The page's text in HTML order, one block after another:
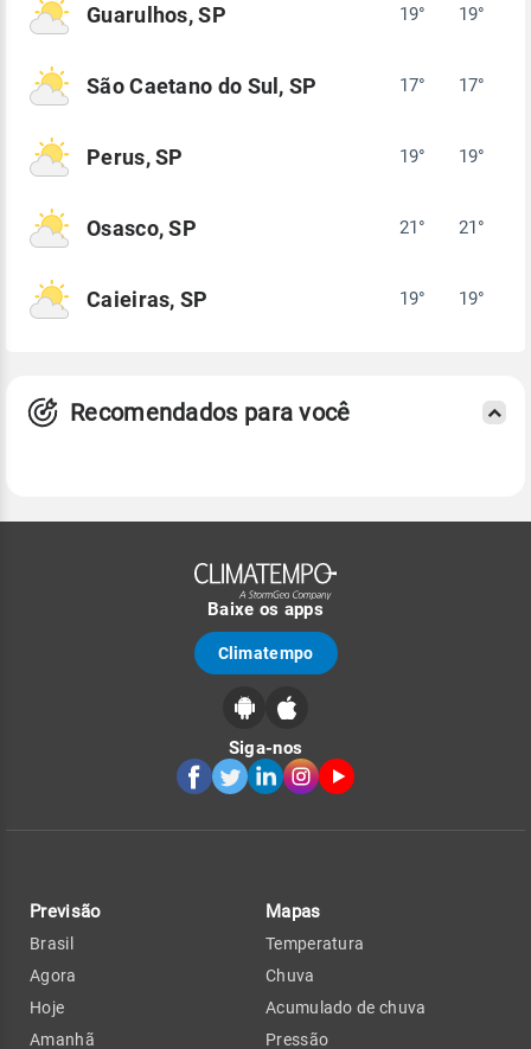
Guarulhos, SP 19° 19°
São Caetano do Sul, SP 17° 17°
Perus, SP 19° 19°
Osasco, SP 21° 21°
Caieiras, SP 19° 19°
Recomendados para você
Baixe os apps
Climatempo
Siga-nos
Previsão
Brasil
Agora
Hoje
Amanhã
Mapas
Temperatura
Chuva
Acumulado de chuva
Pressão